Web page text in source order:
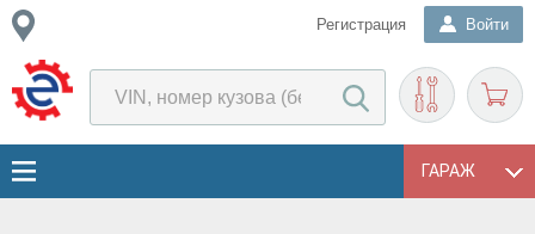
Регистрация Войти
ГАРАЖ